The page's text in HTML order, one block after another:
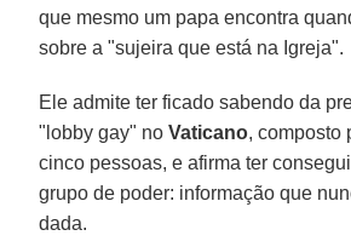
que mesmo um papa encontra
sobre a "sujeira que está na Igreja".
Ele admite ter ficado sabendo da
"lobby gay" noVaticano, composto
cinco pessoas, e afirma ter
grupo de poder: informação que
dada.